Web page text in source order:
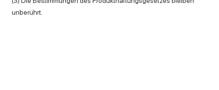
unberührt.